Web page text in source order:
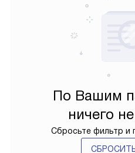
По Вашим
ничего
Сбросьте фильтр и